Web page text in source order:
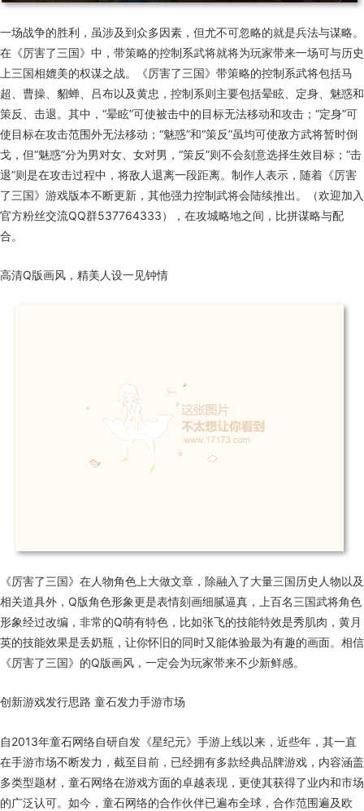
一场战争的胜利，虽涉及到众多因素，但尤不可忽略的就是兵法与谋略。
在《厉害了三国》中，带策略的控制系武将就将为玩家带来一场可与历史
上三国相媲美的权谋之战。《厉害了三国》带策略的控制系武将包括马
超、曹操、貂蝉、吕布以及黄忠，控制系则主要包括晕眩、定身、魅惑和
策反、击退。其中，“晕眩”可使被击中的目标无法移动和攻击；“定身”可
使目标在攻击范围外无法移动；“魅惑”和“策反”虽均可使敌方武将暂时倒
戈，但“魅惑”分为男对女、女对男，“策反”则不会刻意选择生效目标；“击
退”则是在攻击过程中，将敌人退离一段距离。制作人表示，随着《厉害
了三国》游戏版本不断更新，其他强力控制武将会陆续推出。（欢迎加入
官方粉丝交流QQ群537764333），在攻城略地之间，比拼谋略与配
合。
高清Q版画风，精美人设一见钟情
《厉害了三国》在人物角色上大做文章，除融入了大量三国历史人物以及
相关道具外，Q版角色形象更是表情刻画细腻逼真，上百名三国武将角色
形象经过改编，非常的Q萌有特色，比如张飞的技能特效是秀肌肉，黄月
英的技能效果是丢奶瓶，让你怀旧的同时又能体验最为有趣的画面。相信
《厉害了三国》的Q版画风，一定会为玩家带来不少新鲜感。
创新游戏发行思路 童石发力手游市场
自2013年童石网络自研自发《星纪元》手游上线以来，近些年，其一直
在手游市场不断发力，截至目前，已经拥有多款经典品牌游戏，内容涵盖
多类型题材，童石网络在游戏方面的卓越表现，更使其获得了业内和市场
的广泛认可。如今，童石网络的合作伙伴已遍布全球，合作范围遍及欧